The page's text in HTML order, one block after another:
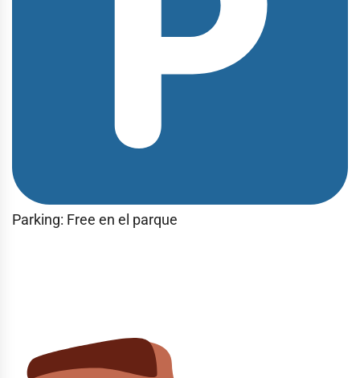
Parking: Free en el parque